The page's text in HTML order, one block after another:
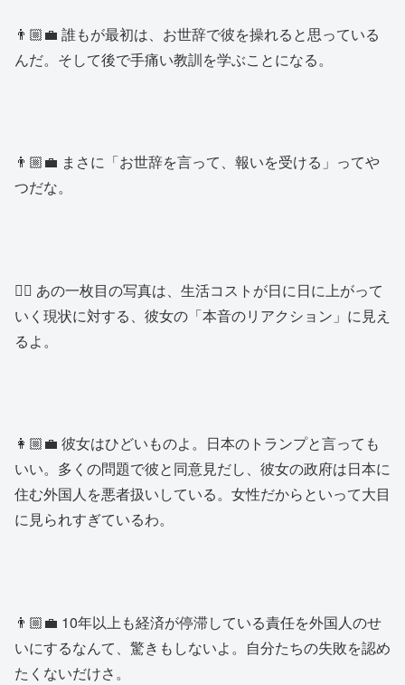
👨🏼‍💼 誰もが最初は、お世辞で彼を操れると思っている
んだ。そして後で手痛い教訓を学ぶことになる。
👨🏼‍💼 まさに「お世辞を言って、報いを受ける」ってや
つだな。
👱‍♂️ あの一枚目の写真は、生活コストが日に日に上がって
いく現状に対する、彼女の「本音のリアクション」に見え
るよ。
👩🏼‍💼 彼女はひどいものよ。日本のトランプと言っても
いい。多くの問題で彼と同意見だし、彼女の政府は日本に
住む外国人を悪者扱いしている。女性だからといって大目
に見られすぎているわ。
👨🏼‍💼 10年以上も経済が停滞している責任を外国人のせ
いにするなんて、驚きもしないよ。自分たちの失敗を認め
たくないだけさ。